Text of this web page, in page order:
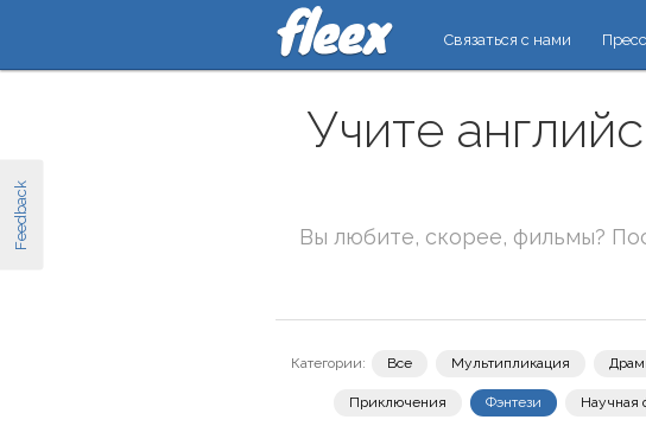
Feedback
Связаться с нами
Учите
Вы любите, скорее, фильмы?
Категории: Все Мультипликация
Приключения Фэнтези Научная